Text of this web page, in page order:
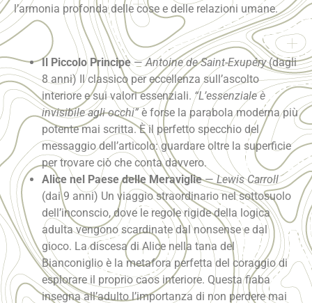
l’armonia profonda delle cose e delle relazioni umane.
Il Piccolo Principe—Antoine de Saint-Exupéry(dagli
8 anni) Il classico per eccellenza sull’ascolto
interiore e sui valori essenziali. “L’essenziale è
invisibile agli occhi”è forse la parabola moderna più
potente mai scritta. È il perfetto specchio del
messaggio dell’articolo: guardare oltre la superficie
per trovare ciò che conta davvero.
Alice nel Paese delle Meraviglie— Lewis Carroll
(dai 9 anni) Un viaggio straordinario nel sottosuolo
dell’inconscio, dove le regole rigide della logica
adulta vengono scardinate dal nonsense e dal
gioco. La discesa di Alice nella tana del
Bianconiglio è la metafora perfetta del coraggio di
esplorare il proprio caos interiore. Questa fiaba
insegna all’adulto l’importanza di non perdere mai